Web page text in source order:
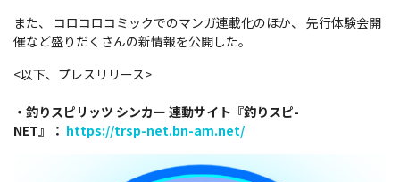
また、 コロコロコミックでのマンガ連載化のほか、 先行体験会開
催など盛りだくさんの新情報を公開した。
<以下、プレスリリース>
・釣りスピリッツ シンカー 連動サイト『釣りスピ-
NET』： https://trsp-net.bn-am.net/